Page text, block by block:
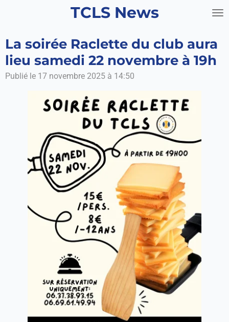
principal
TCLS News
La soirée Raclette du club aura
lieu samedi 22 novembre à 19h
Publié le 17 novembre 2025 à 14:50